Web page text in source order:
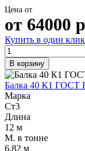
Цена от
от 64000
Купить в один клик
В корзину
Балка 40 К1 ГОСТ
Марка
Ст3
Длина
12 м
М. в тонне
6,82 м